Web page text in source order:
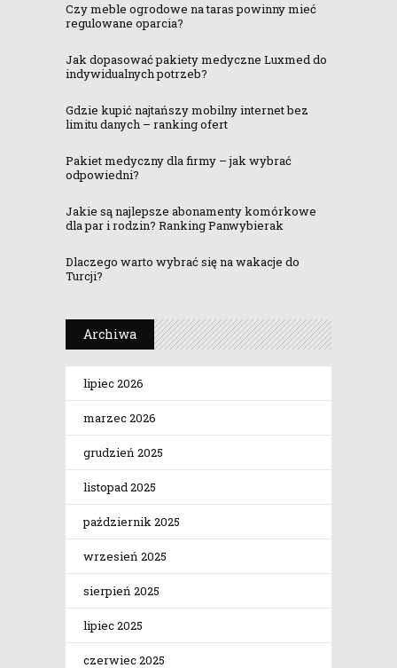
Czy meble ogrodowe na taras powinny mieć
regulowane oparcia?
Jak dopasować pakiety medyczne Luxmed do
indywidualnych potrzeb?
Gdzie kupić najtańszy mobilny internet bez
limitu danych – ranking ofert
Pakiet medyczny dla firmy – jak wybrać
odpowiedni?
Jakie są najlepsze abonamenty komórkowe
dla par i rodzin? Ranking Panwybierak
Dlaczego warto wybrać się na wakacje do
Turcji?
Archiwa
lipiec 2026
marzec 2026
grudzień 2025
listopad 2025
październik 2025
wrzesień 2025
sierpień 2025
lipiec 2025
czerwiec 2025